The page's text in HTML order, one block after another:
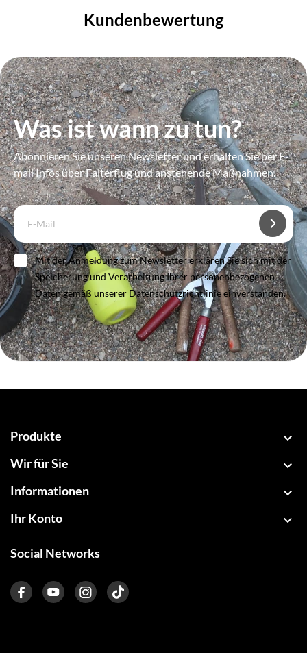
Kundenbewertung
Was ist wann zu tun?
Abonnieren Sie unseren Newsletter und erhalten Sie per E-
mail Infos über Falterflug und anstehende Maßnahmen.
Mit der Anmeldung zum Newsletter erklären Sie sich mit der
Speicherung und Verarbeitung Ihrer personenbezogenen
Daten gemäß unserer Datenschutzrichtlinie einverstanden.
Produkte 
Wir für Sie 
Informationen 
Ihr Konto 
Social Networks